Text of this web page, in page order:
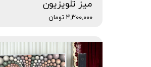
میز تلویزیون
۴,۳۰۰,۰۰۰ تومان